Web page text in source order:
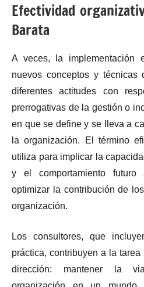
Efectividad
Barata
A veces, la implementación
nuevos conceptos y técnicas
diferentes actitudes con
prerrogativas de la gestión o
en que se define y se lleva a
la organización. El término
utiliza para implicar la
y el comportamiento
optimizar la contribución de
organización.
Los consultores, que
práctica, contribuyen a la
dirección: mantener la